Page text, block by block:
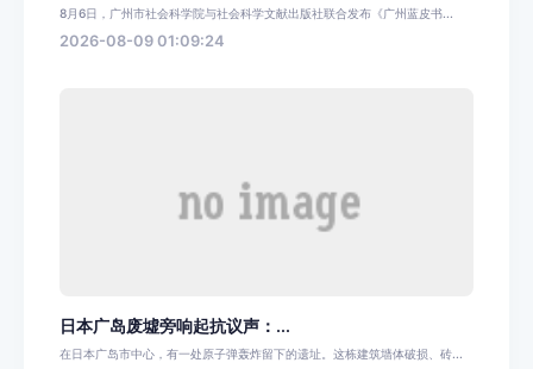
8月6日，广州市社会科学院与社会科学文献出版社联合发布《广州蓝皮书...
2026-08-09 01:09:24
日本广岛废墟旁响起抗议声：...
在日本广岛市中心，有一处原子弹轰炸留下的遗址。这栋建筑墙体破损、砖...